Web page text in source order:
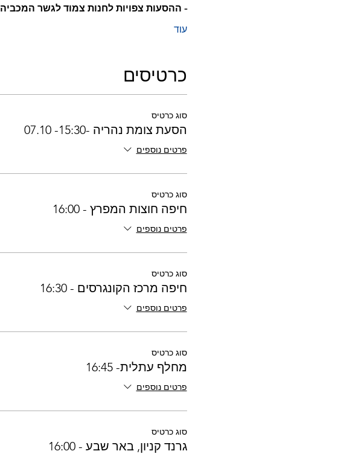
- ההסעות צפויות לחנות צמוד לגשר המכביה
עוד
כרטיסים
סוג כרטיס
הסעת צומת נהריה -15:30- 07.10
פרטים נוספים
סוג כרטיס
חיפה חוצות המפרץ - 16:00
פרטים נוספים
סוג כרטיס
חיפה מרכז הקונגרסים - 16:30
פרטים נוספים
סוג כרטיס
מחלף עתלית- 16:45
פרטים נוספים
סוג כרטיס
גרנד קניון, באר שבע - 16:00